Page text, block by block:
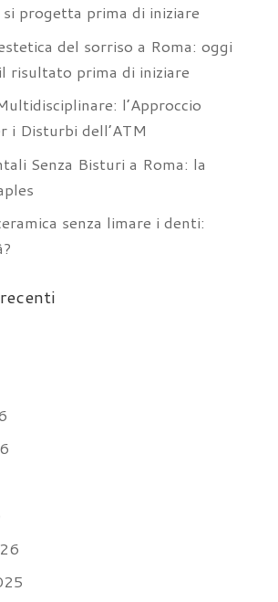
progetta prima di iniziare
del sorriso a Roma: oggi
risultato prima di iniziare
l’Approccio
i Disturbi dell’ATM
Senza Bisturi a Roma: la
senza limare i denti: